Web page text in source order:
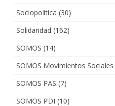
Sociopolítica (30)
Solidaridad (162)
SOMOS (14)
SOMOS Movimientos Sociales
SOMOS PAS (7)
SOMOS PDI (10)